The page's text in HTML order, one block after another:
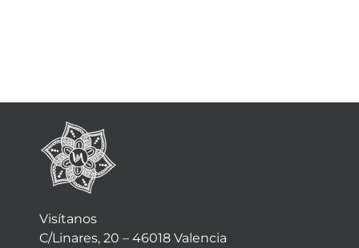
Visítanos
C/Linares, 20 – 46018 Valencia